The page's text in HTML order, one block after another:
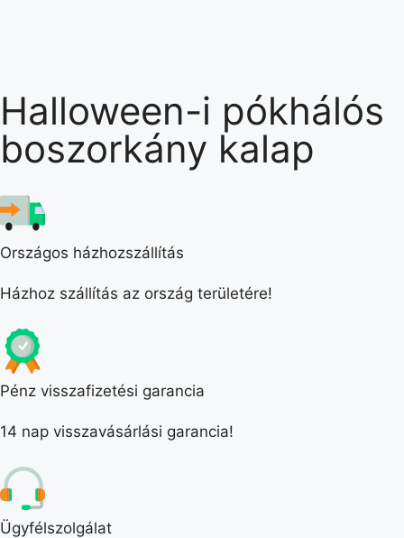
Halloween-i pókhálós
boszorkány kalap
Országos házhozszállítás
Házhoz szállítás az ország területére!
Pénz visszafizetési garancia
14 nap visszavásárlási garancia!
Ügyfélszolgálat